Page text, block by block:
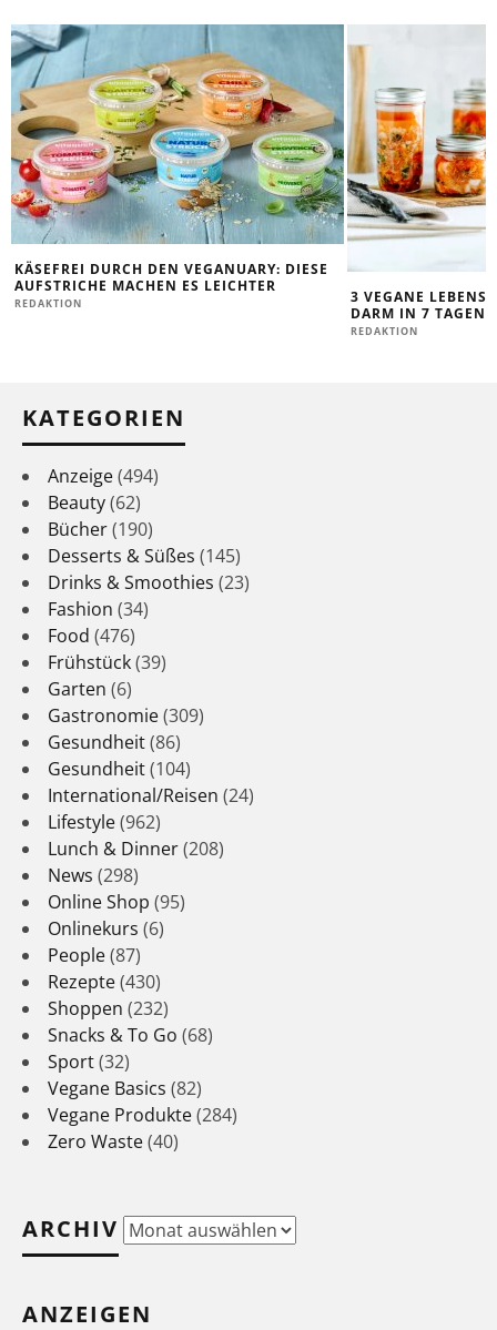
KÄSEFREI DURCH DEN VEGANUARY: DIESE
AUFSTRICHE MACHEN ES LEICHTER
REDAKTION
3 VEGANE
DARM IN 7 TAGEN
REDAKTION
KATEGORIEN
Anzeige(494)
Beauty(62)
Bücher(190)
Desserts & Süßes (145)
Drinks & Smoothies (23)
Fashion (34)
Food (476)
Frühstück(39)
Garten (6)
Gastronomie(309)
Gesundheit(86)
Gesundheit(104)
International/Reisen (24)
Lifestyle(962)
Lunch & Dinner(208)
News (298)
Online Shop (95)
Onlinekurs (6)
People(87)
Rezepte(430)
Shoppen (232)
Snacks & To Go (68)
Sport(32)
Vegane Basics (82)
Vegane Produkte(284)
Zero Waste(40)
ARCHIV Archiv
ANZEIGEN